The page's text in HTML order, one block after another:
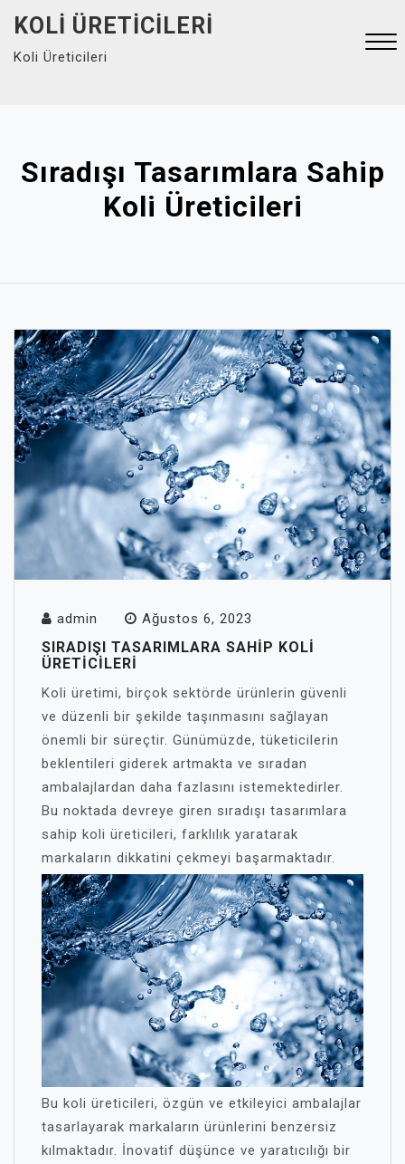
content
KOLI ÜRETICILERI
Koli Üreticileri
Sıradışı Tasarımlara Sahip
Koli Üreticileri
admin Ağustos 6, 2023
SIRADIŞI TASARIMLARA SAHIP KOLI
ÜRETICILERI
Koli üretimi, birçok sektörde ürünlerin güvenli
ve düzenli bir şekilde taşınmasını sağlayan
önemli bir süreçtir. Günümüzde, tüketicilerin
beklentileri giderek artmakta ve sıradan
ambalajlardan daha fazlasını istemektedirler.
Bu noktada devreye giren sıradışı tasarımlara
sahip koli üreticileri, farklılık yaratarak
markaların dikkatini çekmeyi başarmaktadır.
Bu koli üreticileri, özgün ve etkileyici ambalajlar
tasarlayarak markaların ürünlerini benzersiz
kılmaktadır. İnovatif düşünce ve yaratıcılığı bir